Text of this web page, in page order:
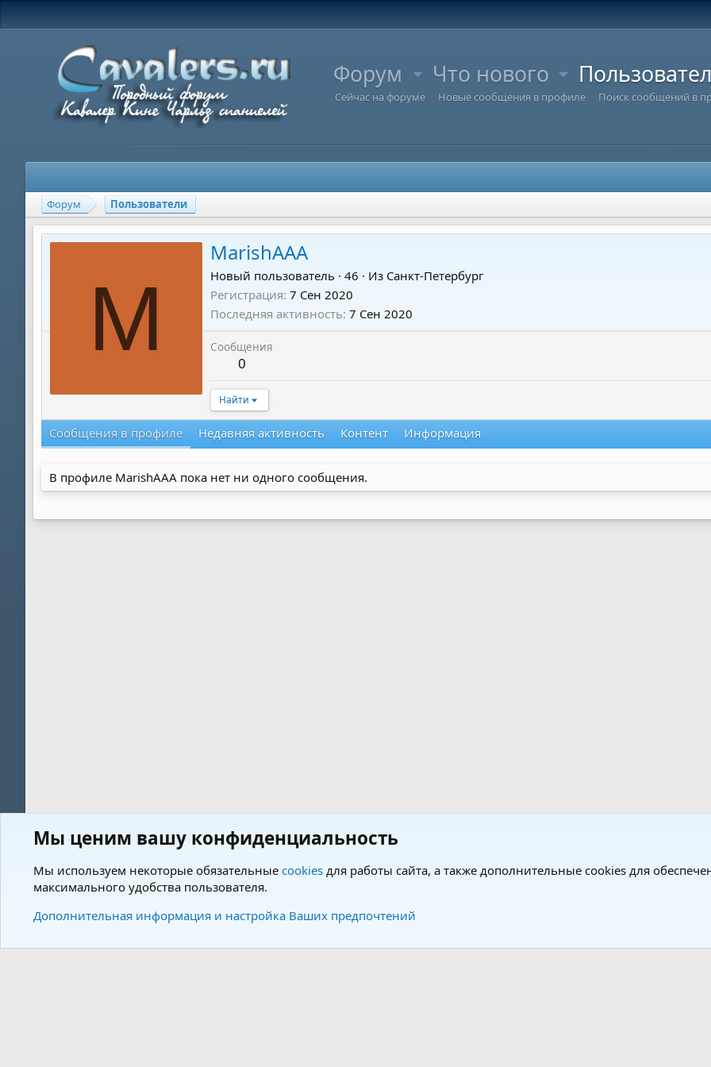
Форум Что нового
Сейчас на форуме Новые сообщения в профиле Поиск сообщений в
Форум Пользователи
M
MarishAAA
Новый пользователь · 46 · Из Санкт-Петербург
Регистрация 7 Сен 2020
Последняя активность 7 Сен 2020
Сообщения
0
Найти
Сообщения в профиле Недавняя активность Контент Информация
В профиле MarishAAA пока нет ни одного сообщения.
Мы ценим вашу конфиденциальность
Мы используем некоторые обязательные cookies для работы сайта, а также дополнительные cookies для
максимального удобства пользователя.
Дополнительная информация и настройка Ваших предпочтений